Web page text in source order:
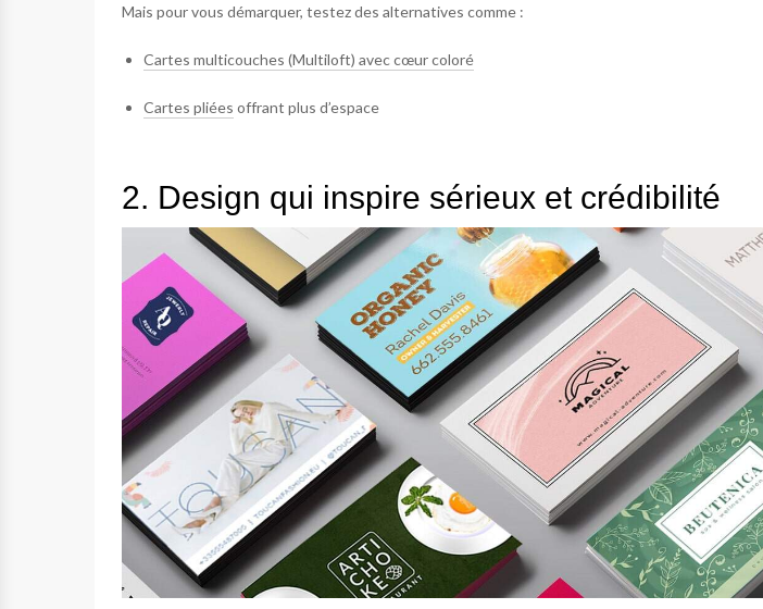
Mais pour vous démarquer, testez des alternatives comme :
Cartes multicouches (Multiloft) avec cœur coloré
Cartes pliées offrant plus d’espace
2. Design qui inspire sérieux et crédibilité